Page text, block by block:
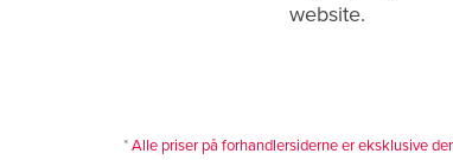
website.
*Alle priser på forhandlersiderne er eksklusive